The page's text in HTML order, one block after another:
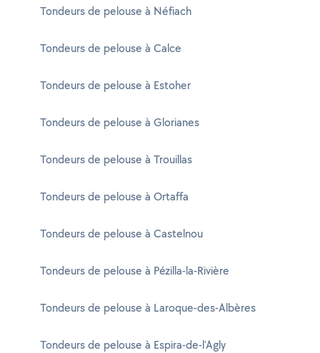
Tondeurs de pelouse à Néfiach
Tondeurs de pelouse à Calce
Tondeurs de pelouse à Estoher
Tondeurs de pelouse à Glorianes
Tondeurs de pelouse à Trouillas
Tondeurs de pelouse à Ortaffa
Tondeurs de pelouse à Castelnou
Tondeurs de pelouse à Pézilla-la-Rivière
Tondeurs de pelouse à Laroque-des-Albères
Tondeurs de pelouse à Espira-de-l'Agly